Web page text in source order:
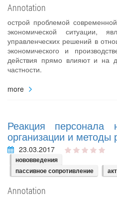
Annotation
острой проблемой
экономической ситуации,
управленческих решений в
экономического и
действия прямо влияют и на
частности.
more
Реакция персонала
организации и
23.03.2017
нововведения
пассивное сопротивление
Annotation